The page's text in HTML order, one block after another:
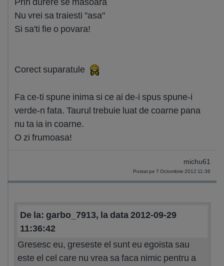
Nu vrei sa traiesti "asa"
Si sa'ti fie o povara!
Corect suparatule
Fa ce-ti spune inima si ce ai de-i spus spune-i
verde-n fata. Taurul trebuie luat de coarne pana
nu ta ia in coarne.
O zi frumoasa!
michu61
Postat pe 7 Octombrie 2012 11:36
De la: garbo_7913, la data 2012-09-29
11:36:42
Gresesc eu, greseste el sunt eu egoista sau
este el cel care nu vrea sa faca nimic pentru a